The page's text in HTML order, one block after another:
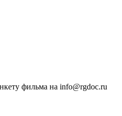
фильма на info@rgdoc.ru